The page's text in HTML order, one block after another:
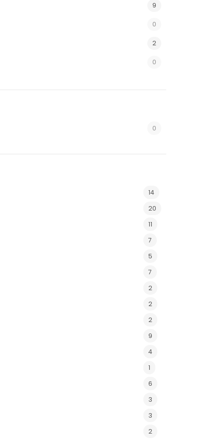
9
0
2
0
0
14
20
11
7
5
7
2
2
2
9
4
1
6
3
3
2